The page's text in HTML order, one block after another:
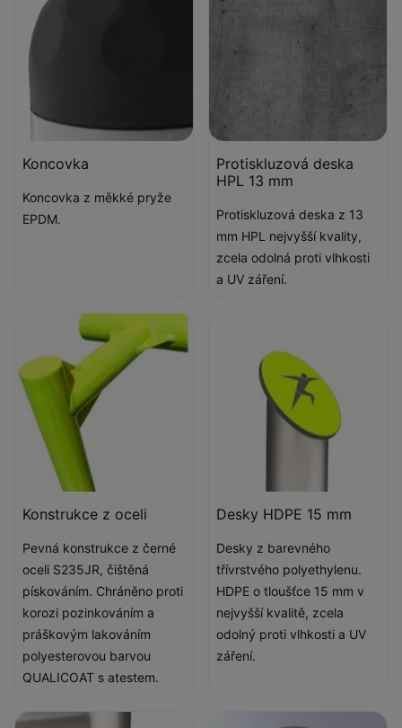
Koncovka
Koncovka z měkké pryže
EPDM.
Protiskluzová deska
HPL 13 mm
Protiskluzová deska z 13
mm HPL nejvyšší kvality,
zcela odolná proti vlhkosti
a UV záření.
Konstrukce z oceli
Pevná konstrukce z černé
oceli S235JR, čištěná
pískováním. Chráněno proti
korozi pozinkováním a
práškovým lakováním
polyesterovou barvou
QUALICOAT s atestem.
Desky HDPE 15 mm
Desky z barevného
třívrstvého polyethylenu.
HDPE o tloušťce 15 mm v
nejvyšší kvalitě, zcela
odolný proti vlhkosti a UV
záření.